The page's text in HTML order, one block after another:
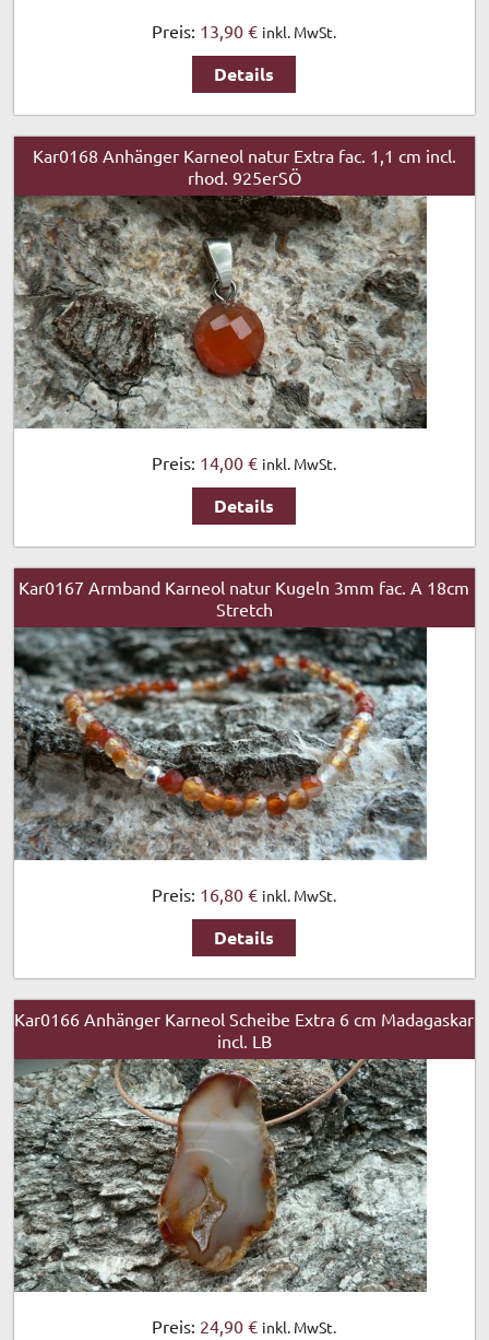
Preis: 13,90 € inkl. MwSt.
Details
Kar0168 Anhänger Karneol natur Extra fac. 1,1 cm incl.
rhod. 925erSÖ
Preis: 14,00 € inkl. MwSt.
Details
Kar0167 Armband Karneol natur Kugeln 3mm fac. A 18cm
Stretch
Preis: 16,80 € inkl. MwSt.
Details
Kar0166 Anhänger Karneol Scheibe Extra 6 cm Madagaskar
incl. LB
Preis: 24,90 € inkl. MwSt.